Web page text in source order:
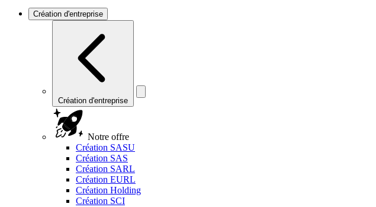
Création d'entreprise
Création d'entreprise
Notre offre
Création SASU
Création SAS
Création SARL
Création EURL
Création Holding
Création SCI